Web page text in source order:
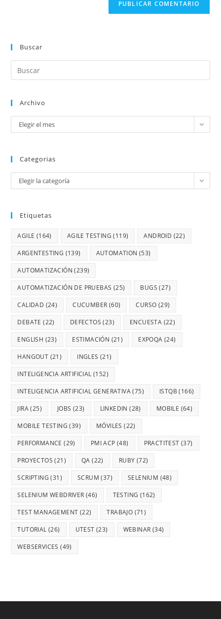
Buscar
Archivo
Elegir el mes
Categorias
Elegir la categoría
Etiquetas
AGILE (164) AGILE TESTING (119) ANDROID (22)
ARGENTESTING (139) AUTOMATION (53)
AUTOMATIZACIÓN (239)
AUTOMATIZACIÓN DE PRUEBAS (25) BUGS (27)
CALIDAD (24) CUCUMBER (60) CURSO (29)
DEBATE (22) DEFECTOS (23) ENCUESTA (22)
ENGLISH (23) ESTIMACIÓN (21) EXPOQA (24)
HANGOUT (21) INGLES (21)
INTELIGENCIA ARTIFICIAL (152)
INTELIGENCIA ARTIFICIAL GENERATIVA(75) ISTQB (166)
JIRA(25) JOBS (23) LINKEDIN (28) MOBILE (64)
MOBILE TESTING (39) MÓVILES (22)
PERFORMANCE (29) PMI ACP (48) PRACTITEST (37)
PROYECTOS (21) QA (22) RUBY (72)
SCRIPTING (31) SCRUM (37) SELENIUM (48)
SELENIUM WEBDRIVER (46) TESTING (162)
TEST MANAGEMENT (22) TRABAJO (71)
TUTORIAL (26) UTEST (23) WEBINAR (34)
WEBSERVICES (49)